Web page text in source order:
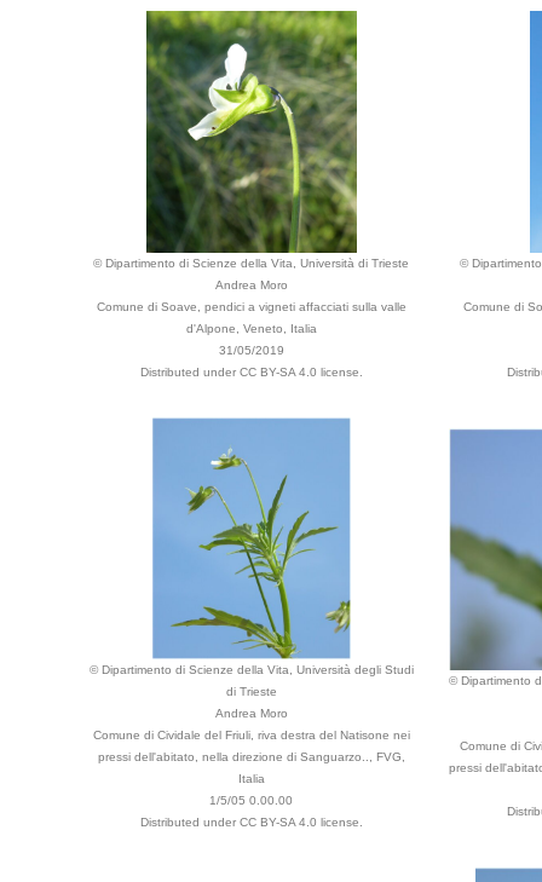
© Dipartimento di Scienze della Vita, Università di Trieste
Andrea Moro
Comune di Soave, pendici a vigneti affacciati sulla valle
d'Alpone, Veneto, Italia
31/05/2019
Distributed under CC BY-SA 4.0 license.
©
Comune di
© Dipartimento di Scienze della Vita, Università degli Studi
di Trieste
Andrea Moro
Comune di Cividale del Friuli, riva destra del Natisone nei
pressi dell'abitato, nella direzione di Sanguarzo.., FVG,
Italia
1/5/05 0.00.00
Distributed under CC BY-SA 4.0 license.
© Dipartimento
Comune di
pressi